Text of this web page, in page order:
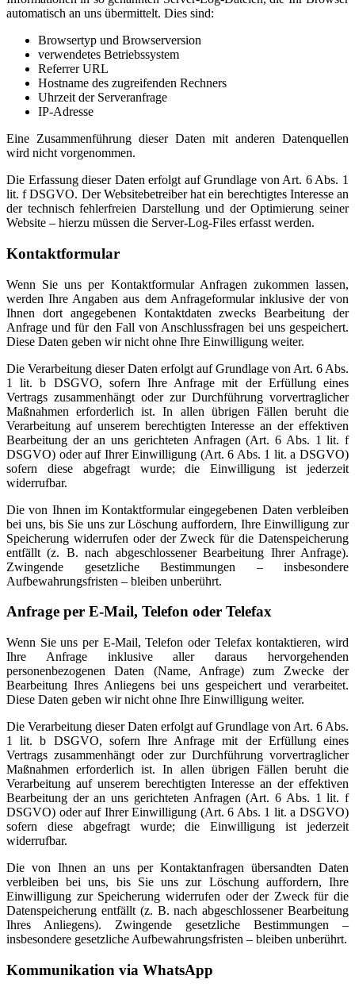
automatisch an uns übermittelt. Dies sind:
Browsertyp und Browserversion
verwendetes Betriebssystem
Referrer URL
Hostname des zugreifenden Rechners
Uhrzeit der Serveranfrage
IP-Adresse
Eine Zusammenführung dieser Daten mit anderen Datenquellen
wird nicht vorgenommen.
Die Erfassung dieser Daten erfolgt auf Grundlage von Art. 6 Abs. 1
lit. f DSGVO. Der Websitebetreiber hat ein berechtigtes Interesse an
der technisch fehlerfreien Darstellung und der Optimierung seiner
Website – hierzu müssen die Server-Log-Files erfasst werden.
Kontaktformular
Wenn Sie uns per Kontaktformular Anfragen zukommen lassen,
werden Ihre Angaben aus dem Anfrageformular inklusive der von
Ihnen dort angegebenen Kontaktdaten zwecks Bearbeitung der
Anfrage und für den Fall von Anschlussfragen bei uns gespeichert.
Diese Daten geben wir nicht ohne Ihre Einwilligung weiter.
Die Verarbeitung dieser Daten erfolgt auf Grundlage von Art. 6 Abs.
1 lit. b DSGVO, sofern Ihre Anfrage mit der Erfüllung eines
Vertrags zusammenhängt oder zur Durchführung vorvertraglicher
Maßnahmen erforderlich ist. In allen übrigen Fällen beruht die
Verarbeitung auf unserem berechtigten Interesse an der effektiven
Bearbeitung der an uns gerichteten Anfragen (Art. 6 Abs. 1 lit. f
DSGVO) oder auf Ihrer Einwilligung (Art. 6 Abs. 1 lit. a DSGVO)
sofern diese abgefragt wurde; die Einwilligung ist jederzeit
widerrufbar.
Die von Ihnen im Kontaktformular eingegebenen Daten verbleiben
bei uns, bis Sie uns zur Löschung auffordern, Ihre Einwilligung zur
Speicherung widerrufen oder der Zweck für die Datenspeicherung
entfällt (z. B. nach abgeschlossener Bearbeitung Ihrer Anfrage).
Zwingende gesetzliche Bestimmungen – insbesondere
Aufbewahrungsfristen – bleiben unberührt.
Anfrage per E-Mail, Telefon oder Telefax
Wenn Sie uns per E-Mail, Telefon oder Telefax kontaktieren, wird
Ihre Anfrage inklusive aller daraus hervorgehenden
personenbezogenen Daten (Name, Anfrage) zum Zwecke der
Bearbeitung Ihres Anliegens bei uns gespeichert und verarbeitet.
Diese Daten geben wir nicht ohne Ihre Einwilligung weiter.
Die Verarbeitung dieser Daten erfolgt auf Grundlage von Art. 6 Abs.
1 lit. b DSGVO, sofern Ihre Anfrage mit der Erfüllung eines
Vertrags zusammenhängt oder zur Durchführung vorvertraglicher
Maßnahmen erforderlich ist. In allen übrigen Fällen beruht die
Verarbeitung auf unserem berechtigten Interesse an der effektiven
Bearbeitung der an uns gerichteten Anfragen (Art. 6 Abs. 1 lit. f
DSGVO) oder auf Ihrer Einwilligung (Art. 6 Abs. 1 lit. a DSGVO)
sofern diese abgefragt wurde; die Einwilligung ist jederzeit
widerrufbar.
Die von Ihnen an uns per Kontaktanfragen übersandten Daten
verbleiben bei uns, bis Sie uns zur Löschung auffordern, Ihre
Einwilligung zur Speicherung widerrufen oder der Zweck für die
Datenspeicherung entfällt (z. B. nach abgeschlossener Bearbeitung
Ihres Anliegens). Zwingende gesetzliche Bestimmungen –
insbesondere gesetzliche Aufbewahrungsfristen – bleiben unberührt.
Kommunikation via WhatsApp